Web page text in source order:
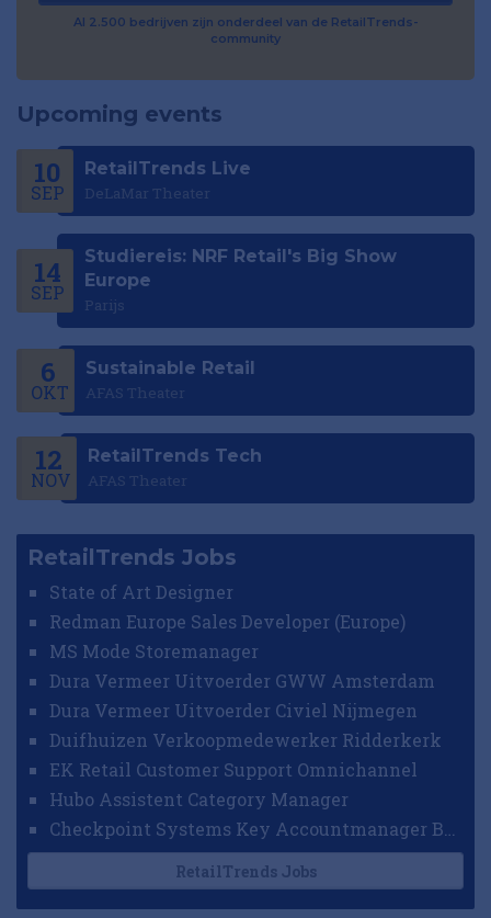
Al 2.500 bedrijven zijn onderdeel van de RetailTrends-
community
Upcoming events
10
SEP
RetailTrends Live
DeLaMar Theater
14
SEP
Studiereis: NRF Retail's Big Show
Europe
Parijs
6
OKT
Sustainable Retail
AFAS Theater
12
NOV
RetailTrends Tech
AFAS Theater
RetailTrends Jobs
State of Art Designer
Redman Europe Sales Developer (Europe)
MS Mode Storemanager
Dura Vermeer Uitvoerder GWW Amsterdam
Dura Vermeer Uitvoerder Civiel Nijmegen
Duifhuizen Verkoopmedewerker Ridderkerk
EK Retail Customer Support Omnichannel
Hubo Assistent Category Manager
RetailTrends Jobs